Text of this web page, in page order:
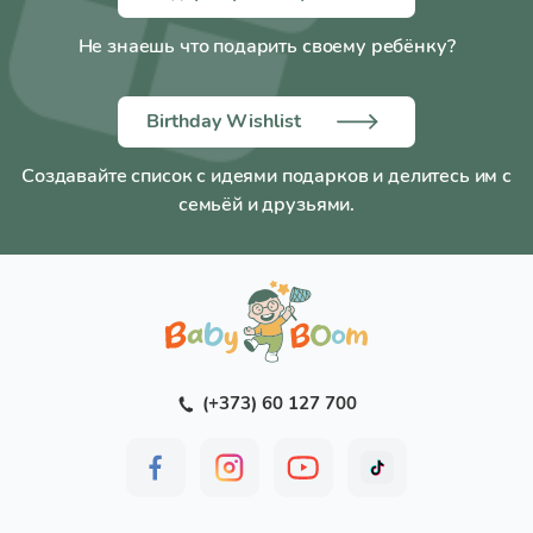
Размер:L (4).
Обхват лодыжки:25-28 см.
Обхват бедра под ягодицей:54-66 см.
1 (158-170 см.).
Состав:Полиамид - 60%, лайкра - 40%.
Производитель:Tonus Elast.
Не знаешь что подарить своему ребёнку?
Birthday Wishlist
Создавайте список с идеями подарков и делитесь им с
семьёй и друзьями.
(+373) 60 127 700